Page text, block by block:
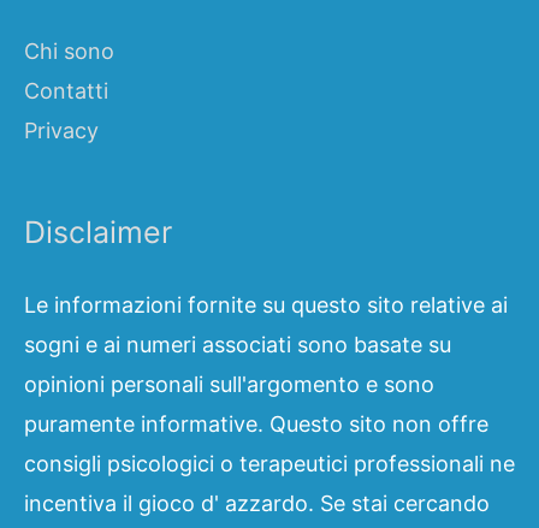
Chi sono
Contatti
Privacy
Disclaimer
Le informazioni fornite su questo sito relative ai
sogni e ai numeri associati sono basate su
opinioni personali sull'argomento e sono
puramente informative. Questo sito non offre
consigli psicologici o terapeutici professionali ne
incentiva il gioco d' azzardo. Se stai cercando